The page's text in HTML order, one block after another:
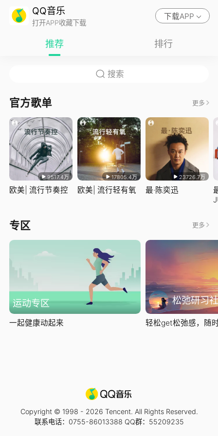
QQ音乐
打开APP收藏下载
下载APP
推荐 排行
官方歌单 更多
9517.4万
欧美| 流行节奏控
17805.4万
欧美| 流行轻有氧
23726.7万
最·陈奕迅
专区 更多
运动专区
一起健康动起来
松弛研习社
轻松get松弛感，随
Copyright © 1998 - 2026 Tencent. All Rights Reserved.
联系电话：0755-86013388 QQ群：55209235